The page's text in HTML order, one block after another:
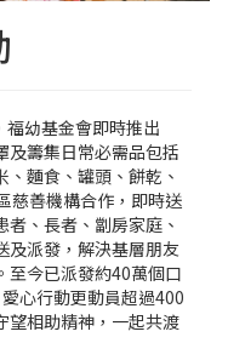
幼基金會即時推出
及籌集日常必需品包括
麵食、罐頭、餅乾、
慈善機構合作，即時送
、長者、劏房家庭、
及派發，解決基層朋友
至今已派發約40萬個口
心行動更動員超過400
望相助精神，一起共渡